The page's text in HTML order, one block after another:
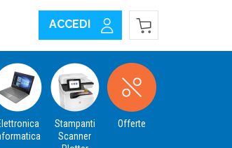
ACCEDI
Stampanti
Scanner
Offerte